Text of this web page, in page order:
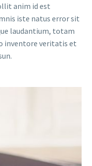
anim id est
iste natus error sit
laudantium, totam
inventore veritatis et